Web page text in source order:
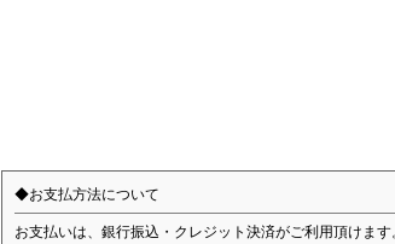
◆お支払方法について
お支払いは、銀行振込・クレジット決済がご利用頂けます